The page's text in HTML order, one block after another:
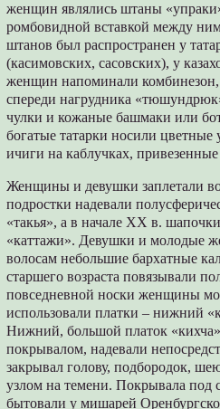
женщин являлись штаны
ромбовидной вставкой между
штанов был распространен у
(касимовских, сасовских), у
женщин напоминали
спереди нагрудника
чулки и кожаные башмаки или
богатые татарки носили
ичиги на каблучках,
Женщины и девушки заплетали
подростки надевали
«такья», а в начале XX в.
«каттажи». Девушки и молодые
волосам небольшие бархатные
старшего возраста повязывали
повседневной носки женщины
использовали платки – нижний
Нижний, большой платок
покрывалом, надевали
закрывал голову, подбородок,
узлом на темени. Покрывала под
бытовали у мишарей